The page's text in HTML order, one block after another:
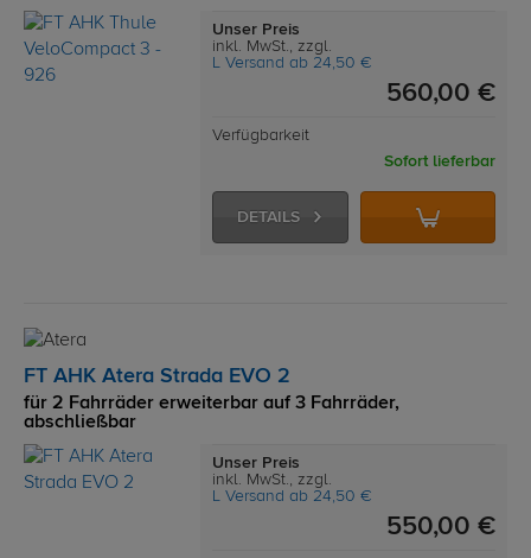
Unser Preis
inkl. MwSt., zzgl.
L Versand ab 24,50 €
560,00 €
Verfügbarkeit
Sofort lieferbar
DETAILS
FT AHK Atera Strada EVO 2
für 2 Fahrräder erweiterbar auf 3 Fahrräder,
abschließbar
Unser Preis
inkl. MwSt., zzgl.
L Versand ab 24,50 €
550,00 €